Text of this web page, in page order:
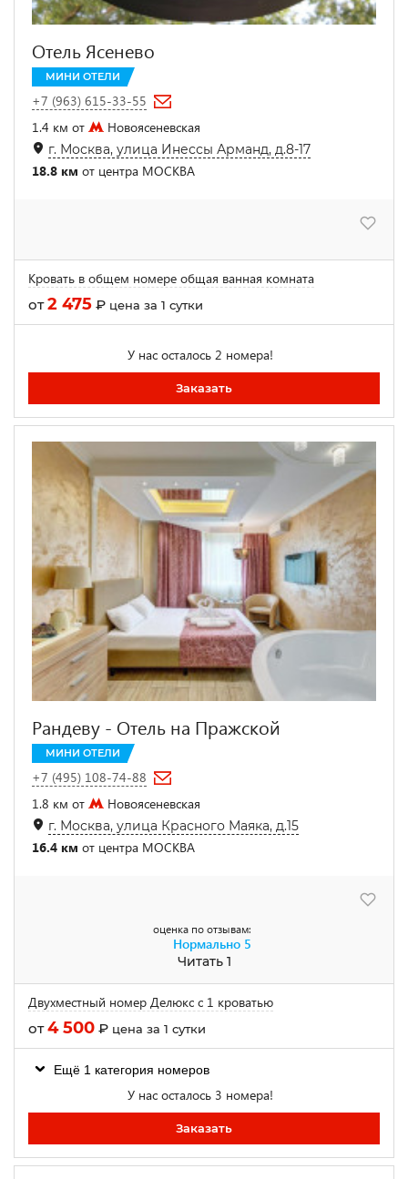
Отель Ясенево
МИНИ ОТЕЛИ
+7 (963) 615-33-55
1.4 км от
Новоясеневская
г. Москва, улица Инессы Арманд, д.8-17
18.8 км от центра МОСКВА
Кровать в общем номере общая ванная комната
от2 475 ₽ цена за 1 сутки
У нас осталось 2 номера!
Заказать
Рандеву - Отель на Пражской
МИНИ ОТЕЛИ
+7 (495) 108-74-88
1.8 км от
Новоясеневская
г. Москва, улица Красного Маяка, д.15
16.4 км от центра МОСКВА
оценка по отзывам:
Нормально 5
Читать 1
Двухместный номер Делюкс с 1 кроватью
от4 500 ₽ цена за 1 сутки
Ещё 1 категория номеров
У нас осталось 3 номера!
Заказать